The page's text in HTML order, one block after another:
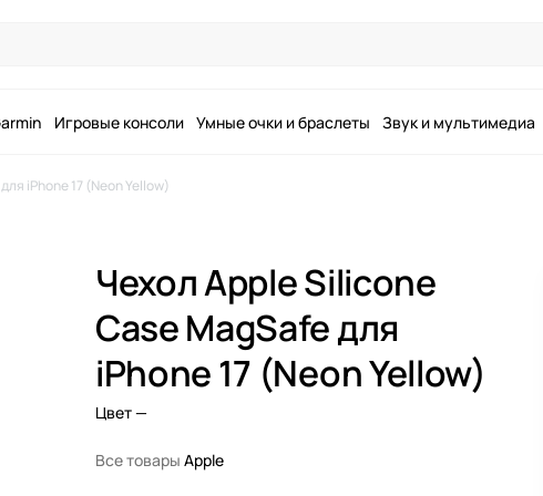
Игровые консоли Умные очки и браслеты Звук и мультимедиа
iPhone 17 (Neon Yellow)
Чехол Apple Silicone
Case MagSafe для
iPhone 17 (Neon Yellow)
Цвет—
Все товары Apple